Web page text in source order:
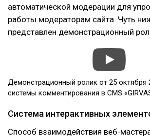
автоматической модерации для
работы модераторам сайта. Чуть
представлен демонстрационный
Демонстрационный ролик от 25 октября
системы комментирования в CMS
Система интерактивных
Способ взаимодействия веб-